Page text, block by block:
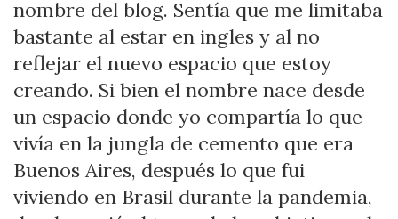
nombre del blog. Sentía que me limitaba
bastante al estar en ingles y al no
reflejar el nuevo espacio que estoy
creando. Si bien el nombre nace desde
un espacio donde yo compartía lo que
vivía en la jungla de cemento que era
Buenos Aires, después lo que fui
viviendo en Brasil durante la pandemia,